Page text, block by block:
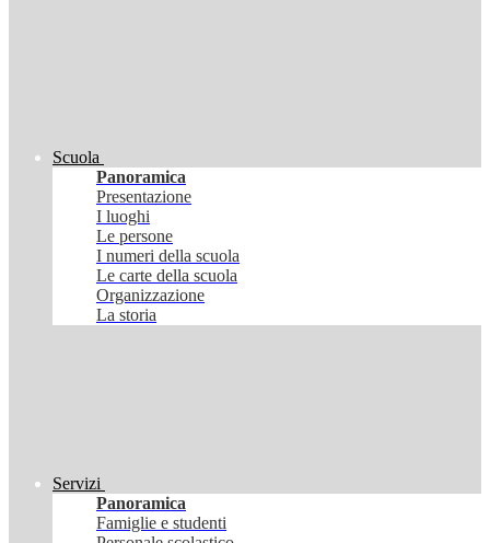
Scuola
Panoramica
Presentazione
I luoghi
Le persone
I numeri della scuola
Le carte della scuola
Organizzazione
La storia
Servizi
Panoramica
Famiglie e studenti